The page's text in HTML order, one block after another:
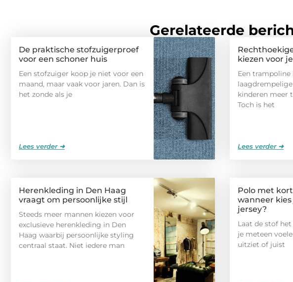
Gerelateerde
De praktische stofzuigerproef
voor een schoner huis
Een stofzuiger koop je niet voor een
maand, maar vaak voor jaren. Dan is
het zonde als je
Lees verder ➜
kiezen voor
Een trampoline
kinderen meer
Toch is het
Lees verder ➜
Herenkleding in Den Haag
vraagt om persoonlijke stijl
Steeds meer mannen kiezen voor
exclusieve herenkleding in Den
Haag waarbij persoonlijke styling
centraal staat. Niet iedere man
Polo met
wanneer
jersey?
Laat de stof
je meteen
uitziet of juist